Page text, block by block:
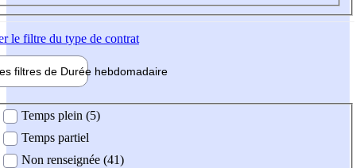
le filtre du type de contrat
filtres de Durée hebdomadaire
Temps plein (5)
Temps partiel
Non renseignée (41)